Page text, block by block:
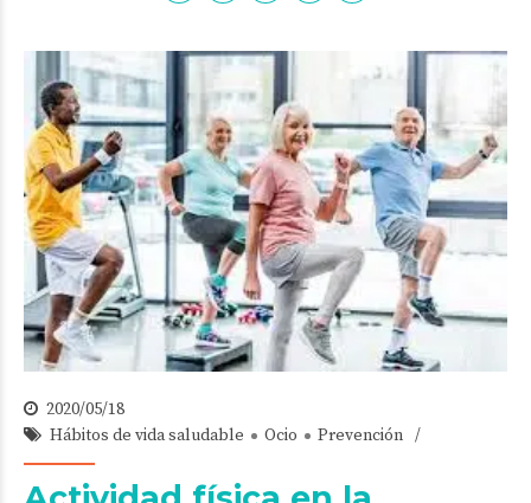
2020/05/18
Hábitos de vida saludable
Ocio Prevención